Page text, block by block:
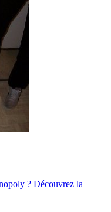
? Découvrez la